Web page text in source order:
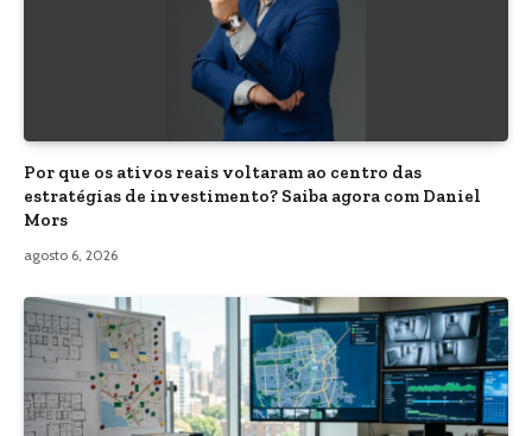
Por que os ativos reais voltaram ao centro das
estratégias de investimento? Saiba agora com Daniel
Mors
agosto 6, 2026